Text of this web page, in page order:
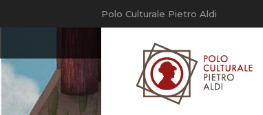
Polo Culturale Pietro Aldi